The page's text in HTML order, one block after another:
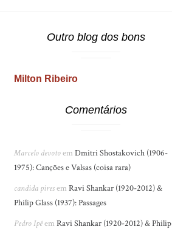
Outro blog dos bons
Milton Ribeiro
Comentários
Marcelo devotoemDmitri Shostakovich (1906-
1975): Canções e Valsas (coisa rara)
candida piresemRavi Shankar (1920-2012) &
Philip Glass (1937): Passages
Pedro IpêemRavi Shankar (1920-2012) & Philip